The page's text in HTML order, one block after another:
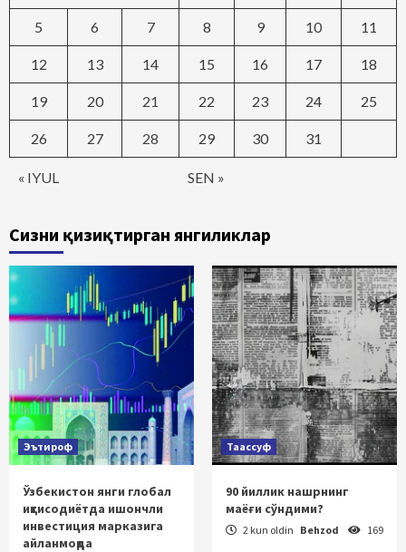
« IYUL SEN »
5 6 7 8 9 10 11
12 13 14 15 16 17 18
19 20 21 22 23 24 25
26 27 28 29 30 31
Сизни қизиқтирган янгиликлар
Эътироф
Ўзбекистон янги глобал
иқтисодиётда ишончли
инвестиция марказига
айланмоқда
Таассуф
90 йиллик нашрнинг
маёғи сўндими?
2 kun oldin Behzod 169